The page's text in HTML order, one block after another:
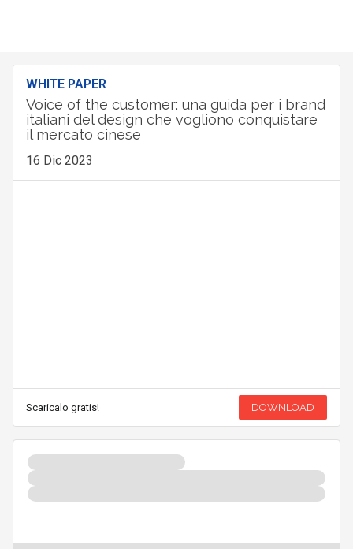
WHITE PAPER
Voice of the customer: una guida per i brand
italiani del design che vogliono conquistare
il mercato cinese
16 Dic 2023
Scaricalo gratis! DOWNLOAD